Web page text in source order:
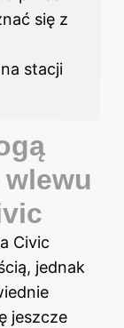
się z
stacji
Civic
jednak
jeszcze